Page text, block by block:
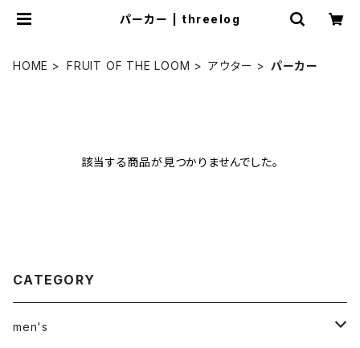
パーカー | threelog
HOME FRUIT OF THE LOOM アウター パーカー
該当する商品が見つかりませんでした。
CATEGORY
men's